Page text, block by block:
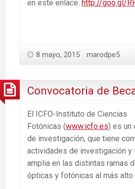
en este enlace: http://goo.gl/
8 mayo, 2015 marodpe5
Convocatoria de
El ICFO-Instituto de Ciencias
Fotónicas (www.icfo.es) es un
de investigación, que tiene
actividades de investigación y
amplia en las distintas ramas
ópticas y fotónicas al más alto